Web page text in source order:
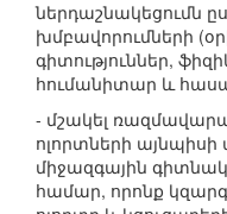
ներդաշնակեցումն
խմբավորումների
գիտություններ,
հումանիտար և
- մշակել
ոլորտների
միջազգային
համար, որոնք